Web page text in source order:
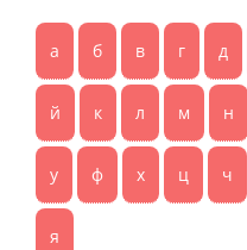
а б в г д
й к л м н
у ф х ц ч
я